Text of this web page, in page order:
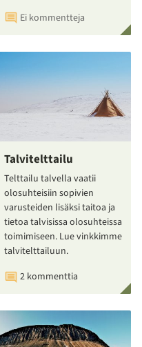
Ei kommentteja
Talvitelttailu
Telttailu talvella vaatii
olosuhteisiin sopivien
varusteiden lisäksi taitoa ja
tietoa talvisissa olosuhteissa
toimimiseen. Lue vinkkimme
talvitelttailuun.
2 kommenttia